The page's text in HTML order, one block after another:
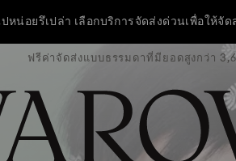
หน่อยรึเปล่า เลือกบริการจัดส่งด่วนเพื่อให้จั
ะพายไหล่สีฟ้าที่ใช้งานได้หลากหลาย เมื่อมียอ
หน่อยรึเปล่า เลือกบริการจัดส่งด่วนเพื่อให้จั
ฟรีค่าจัดส่งแบบธรรมดาที่มียอดสูงกว่า